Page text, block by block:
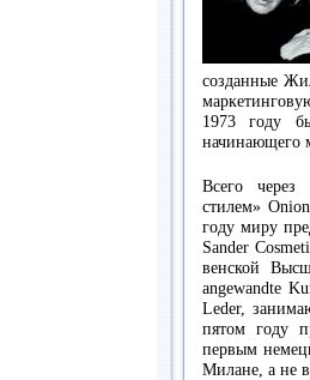
созданные
1973 году
начинающего
Всего через
стилем»
году миру
Sander
венской
angewandte
Leder,
пятом году
первым
Милане, а не